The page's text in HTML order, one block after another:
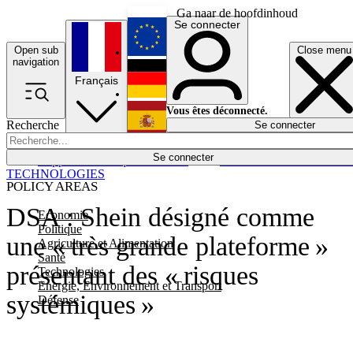
Ga naar de hoofdinhoud
Open sub
navigation
Close menu
Recherche
Se connecter
POLICY AREAS
Economie
Politique
Agriculture et Alimentation
Santé
Technologies
Energie, Environnement et Transport
Défense
Économie
Français
English
Deutsch
Español
Se connecter
Vous êtes déconnecté.
Se connecter
DSA : Shein désigné comme
une « très grande plateforme »
présentant des « risques
systémiques »
TECHNOLOGIES